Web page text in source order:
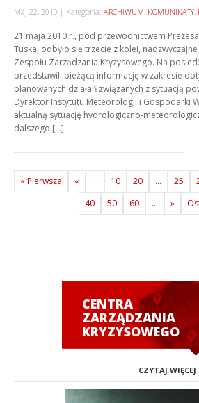
Maj 22, 2010 Kategoria: ARCHIWUM, KOMUNIKATY,
21 maja 2010 r., pod przewodnictwem
Tuska, odbyło się trzecie z kolei,
Zespołu Zarządzania Kryzysowego. Na
przedstawili bieżącą informację w zakresie
planowanych działań związanych z sytuacją
Dyrektor Instytutu Meteorologii i Gospodarki
aktualną sytuację hydrologiczno-
dalszego […]
« Pierwsza « ... 10 20 ... 25
40
50 60 ... »
CENTRA
ZARZĄDZANIA
KRYZYSOWEGO
CZYTAJ WIĘCEJ